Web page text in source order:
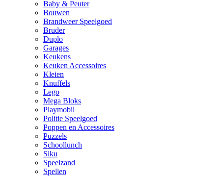
Baby & Peuter
Bouwen
Brandweer Speelgoed
Bruder
Duplo
Garages
Keukens
Keuken Accessoires
Kleien
Knuffels
Lego
Mega Bloks
Playmobil
Politie Speelgoed
Poppen en Accessoires
Puzzels
Schoollunch
Siku
Speelzand
Spellen